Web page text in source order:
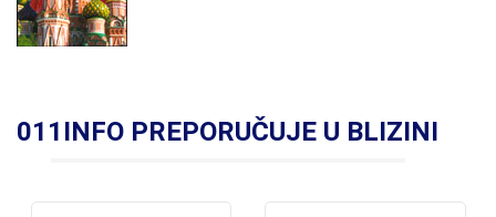
011INFO PREPORUČUJE U BLIZINI